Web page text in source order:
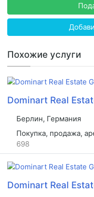
Похожие услуги
Dominart Real
Берлин, Германия
Покупка, продажа,
698
Dominart Real